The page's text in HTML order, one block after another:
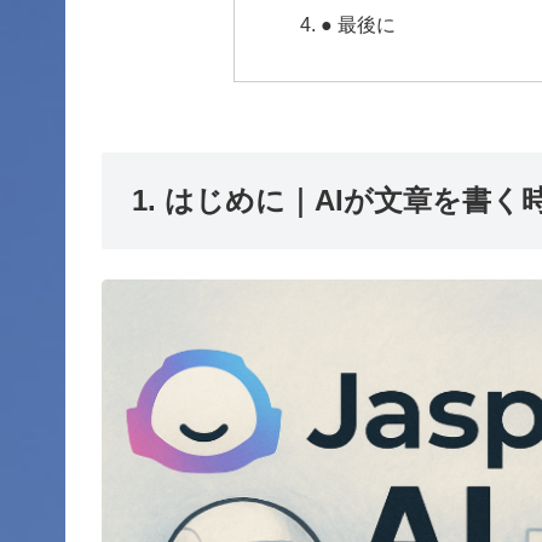
● 最後に
1. はじめに｜AIが文章を書く